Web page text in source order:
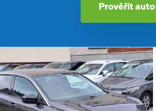
Prověřit auto